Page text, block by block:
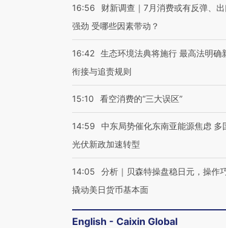
16:56
财新调查｜7月消费或有反弹、
强劲 受哪些因素带动？
16:42 生态环境法典将施行 最高法明确
衔接与追责规则
15:10 看空消费的“三大误区”
14:59
中东局势催化东南亚能源焦虑 多
光伏新政加速转型
14:05
分析｜贝森特操盘稳日元，操作
撬动美日货币基本面
English - Caixin Global